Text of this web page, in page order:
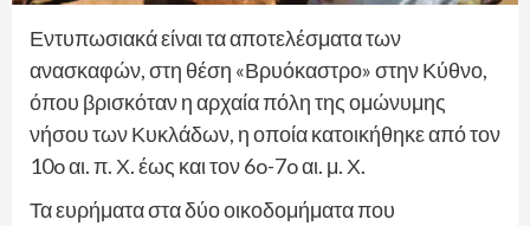
Εντυπωσιακά είναι τα αποτελέσματα των
ανασκαφών, στη θέση «Βρυόκαστρο» στην Κύθνο,
όπου βρισκόταν η αρχαία πόλη της ομώνυμης
νήσου των Κυκλάδων, η οποία κατοικήθηκε από τον
10o αι. π. Χ. έως και τον 6o-7o αι. μ. Χ.
Τα ευρήματα στα δύο οικοδομήματα που